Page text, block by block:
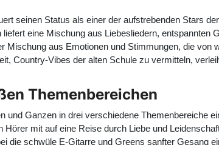
seinen Status als einer der aufstrebenden Stars
liefert eine Mischung aus Liebesliedern, entspannten
Mischung aus Emotionen und Stimmungen, die
Country-Vibes der alten Schule zu vermitteln,
Themenbereichen
und Ganzen in drei verschiedene Themenbereiche
mit auf eine Reise durch Liebe und
die schwüle E-Gitarre und Greens sanfter Gesang